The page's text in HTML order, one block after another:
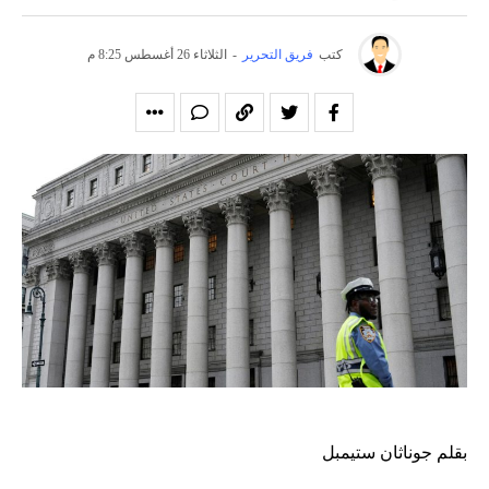
كتب فريق التحرير - الثلاثاء 26 أغسطس 8:25 م
بقلم جوناثان ستيمبل